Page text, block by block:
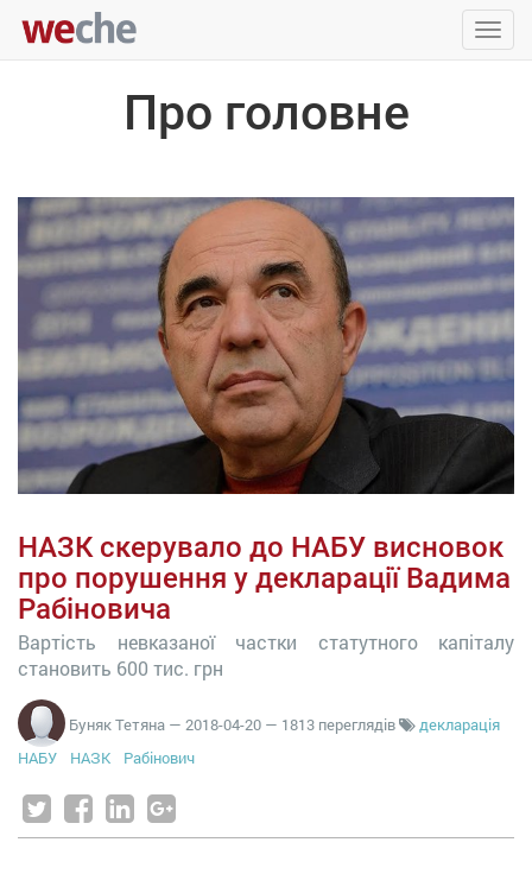
Про головне
НАЗК скерувало до НАБУ висновок
про порушення у декларації Вадима
Рабіновича
Вартість невказаної частки статутного капіталу
становить 600 тис. грн
Буняк Тетяна — 2018-04-20 — 1813 переглядів
декларація
НАБУ
НАЗК Рабінович